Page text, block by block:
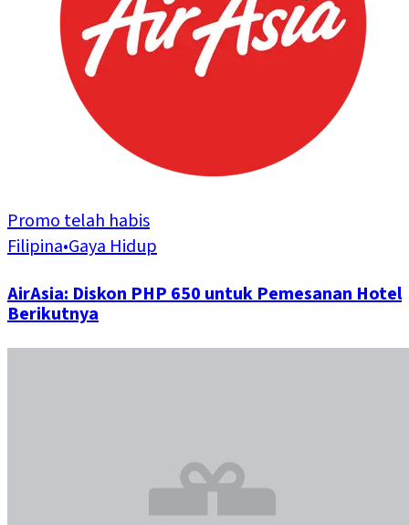
Promo telah habis
Filipina•Gaya Hidup
AirAsia: Diskon PHP 650 untuk Pemesanan Hotel
Berikutnya